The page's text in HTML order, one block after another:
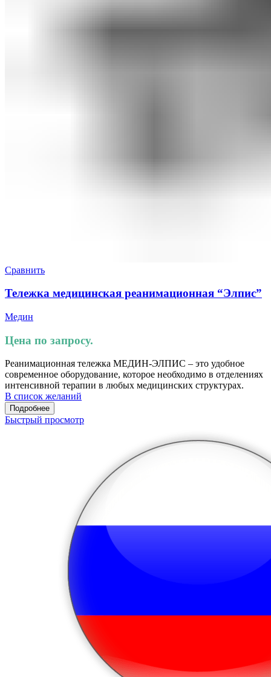
Сравнить
Тележка медицинская реанимационная “Элпис”
Медин
Цена по запросу.
Реанимационная тележка МЕДИН-ЭЛПИС – это удобное
современное оборудование, которое необходимо в отделениях
интенсивной терапии в любых медицинских структурах.
В список желаний
Подробнее
Быстрый просмотр